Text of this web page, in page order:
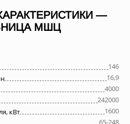
—
МШЦ
146
16,9
4000
242000
кВт
1600
65-248